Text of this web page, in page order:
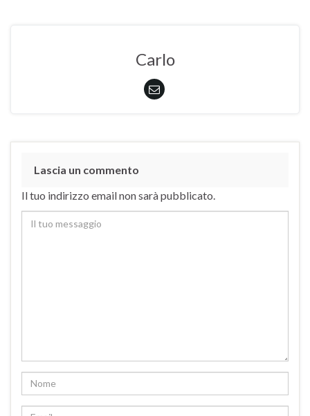
Carlo
Lascia un commento
Il tuo indirizzo email non sarà pubblicato.